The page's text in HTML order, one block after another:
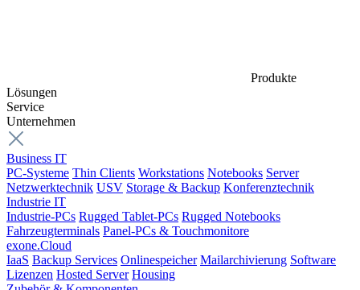
Produkte
Lösungen
Service
Unternehmen
Business IT
PC-Systeme Thin Clients Workstations Notebooks Server
Netzwerktechnik USV Storage & Backup Konferenztechnik
Industrie IT
Industrie-PCs Rugged Tablet-PCs Rugged Notebooks
Fahrzeugterminals Panel-PCs & Touchmonitore
exone.Cloud
IaaS Backup Services Onlinespeicher Mailarchivierung Software
Lizenzen Hosted Server Housing